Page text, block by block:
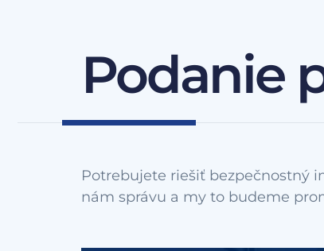
Podanie
Potrebujete riešiť bezpečnostný